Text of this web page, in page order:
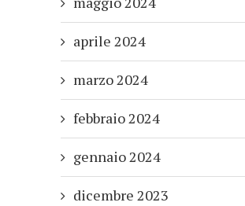
aprile 2024
marzo 2024
febbraio 2024
gennaio 2024
dicembre 2023